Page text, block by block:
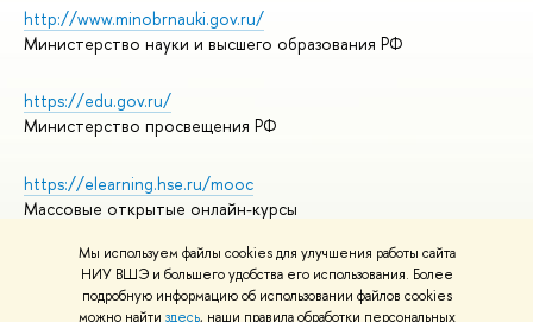
Мы используем файлы cookies для улучшения работы сайта
НИУ ВШЭ и большего удобства его использования. Более
подробную информацию об использовании файлов cookies
можно найти здесь, наши правила обработки персональных
http://www.minobrnauki.gov.ru/
Министерство науки и высшего образования РФ
https://edu.gov.ru/
Министерство просвещения РФ
https://elearning.hse.ru/mooc
Массовые открытые онлайн-курсы
© НИУ ВШЭ 1993–2026
Адреса и контакты